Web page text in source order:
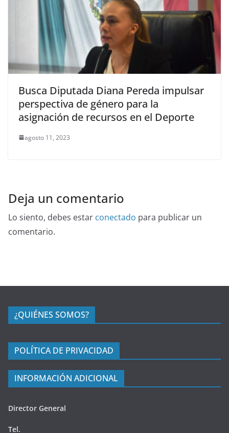
Busca Diputada Diana Pereda impulsar
perspectiva de género para la
asignación de recursos en el Deporte
agosto 11, 2023
Deja un comentario
Lo siento, debes estar conectado para publicar un
comentario.
¿QUIÉNES SOMOS?
POLÍTICA DE PRIVACIDAD
INFORMACIÓN ADICIONAL
Director General
Tel.